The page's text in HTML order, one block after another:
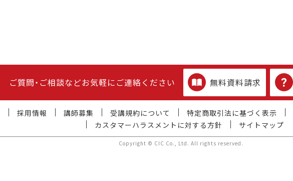
ご質問・ご相談などお気軽にご連絡ください 無料資料請求
採用情報 講師募集 受講規約について
特定商取引法に基づく表示
カスタマーハラスメントに対する方針
サイトマップ
Copyright © CIC Co., Ltd. All rights reserved.